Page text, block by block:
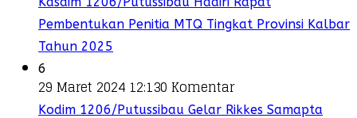
Pembentukan Penitia MTQ Tingkat Provinsi Kalbar
Tahun 2025
6
29 Maret 2024 12:130 Komentar
Kodim 1206/Putussibau Gelar Rikkes Samapta